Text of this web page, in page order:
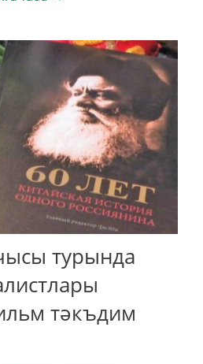
турында
тәкъдим